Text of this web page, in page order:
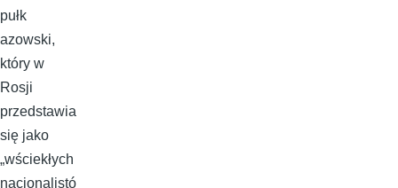
pułk
azowski,
który w
Rosji
przedstawia
się jako
„wściekłych
nacjonalistó